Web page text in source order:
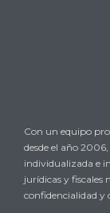
Con un equipo
desde el año
individualizada e
jurídicas y fiscales
confidencialidad y